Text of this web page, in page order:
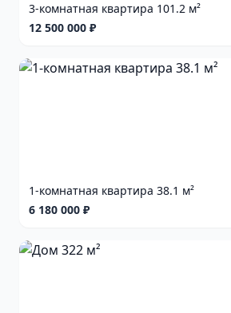
3-комнатная квартира 101.2 м²
12 500 000 ₽
1-комнатная квартира 38.1 м²
6 180 000 ₽